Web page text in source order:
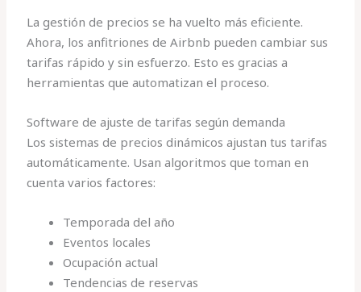
La gestión de precios se ha vuelto más eficiente.
Ahora, los anfitriones de Airbnb pueden cambiar sus
tarifas rápido y sin esfuerzo. Esto es gracias a
herramientas que automatizan el proceso.
Software de ajuste de tarifas según demanda
Los sistemas de precios dinámicos ajustan tus tarifas
automáticamente. Usan algoritmos que toman en
cuenta varios factores:
Temporada del año
Eventos locales
Ocupación actual
Tendencias de reservas